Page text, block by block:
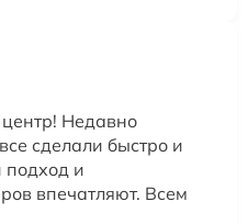
Недавно
сделали быстро и
подход и
впечатляют. Всем